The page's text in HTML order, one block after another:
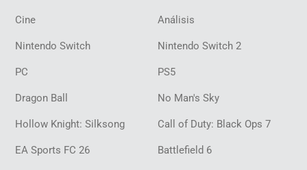
Cine Análisis
Nintendo Switch Nintendo Switch 2
PC PS5
Dragon Ball No Man's Sky
Hollow Knight: Silksong Call of Duty: Black Ops 7
EA Sports FC 26 Battlefield 6